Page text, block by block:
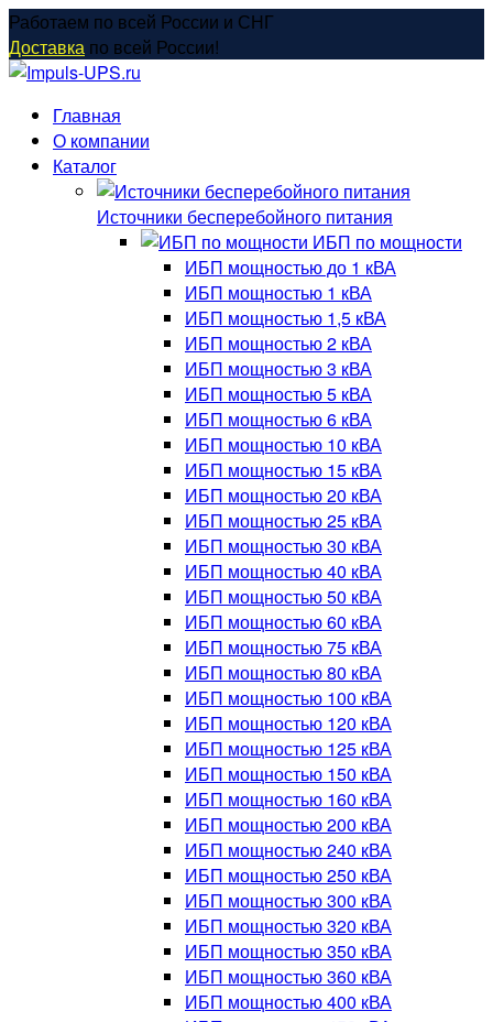
Перейти
к
содержанию
Работаем по всей России и СНГ
Доставка по всей России!
Главная
О компании
Каталог
Источники бесперебойного питания
ИБП по мощности
ИБП мощностью до 1 кВА
ИБП мощностью 1 кВА
ИБП мощностью 1,5 кВА
ИБП мощностью 2 кВА
ИБП мощностью 3 кВА
ИБП мощностью 5 кВА
ИБП мощностью 6 кВА
ИБП мощностью 10 кВА
ИБП мощностью 15 кВА
ИБП мощностью 20 кВА
ИБП мощностью 25 кВА
ИБП мощностью 30 кВА
ИБП мощностью 40 кВА
ИБП мощностью 50 кВА
ИБП мощностью 60 кВА
ИБП мощностью 75 кВА
ИБП мощностью 80 кВА
ИБП мощностью 100 кВА
ИБП мощностью 120 кВА
ИБП мощностью 125 кВА
ИБП мощностью 150 кВА
ИБП мощностью 160 кВА
ИБП мощностью 200 кВА
ИБП мощностью 240 кВА
ИБП мощностью 250 кВА
ИБП мощностью 300 кВА
ИБП мощностью 320 кВА
ИБП мощностью 350 кВА
ИБП мощностью 360 кВА
ИБП мощностью 400 кВА